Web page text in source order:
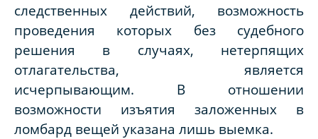
следственных действий, возможность
проведения которых без судебного
решения в случаях, нетерпящих
отлагательства, является
исчерпывающим. В отношении
возможности изъятия заложенных в
ломбард вещей указана лишь выемка.